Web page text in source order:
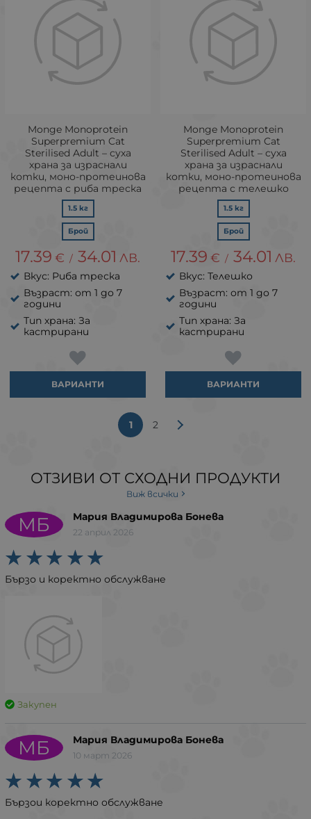
Monge Monoprotein
Superpremium Cat
Sterilised Adult – суха
храна за израснали
котки, моно-протеинова
рецепта с риба треска
1.5 кг
Брой
17.39 € / 34.01 ЛВ.
Вкус: Риба треска
Възраст: от 1 до 7
години
Тип храна: За
кастрирани
ВАРИАНТИ
Monge Monoprotein
Superpremium Cat
Sterilised Adult – суха
храна за израснали
котки, моно-протеинова
рецепта с телешко
1.5 кг
Брой
17.39 € / 34.01 ЛВ.
Вкус: Телешко
Възраст: от 1 до 7
години
Тип храна: За
кастрирани
ВАРИАНТИ
1 2
ОТЗИВИ ОТ СХОДНИ ПРОДУКТИ
Виж всички
МБ Мария Владимирова Бонева
22 април 2026
Бързо и коректно обслужване
Закупен
МБ Мария Владимирова Бонева
10 март 2026
Бързои коректно обслужване